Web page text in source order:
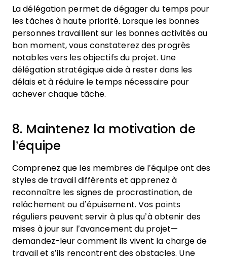
La délégation permet de dégager du temps pour
les tâches à haute priorité. Lorsque les bonnes
personnes travaillent sur les bonnes activités au
bon moment, vous constaterez des progrès
notables vers les objectifs du projet. Une
délégation stratégique aide à rester dans les
délais et à réduire le temps nécessaire pour
achever chaque tâche.
8. Maintenez la motivation de
l’équipe
Comprenez que les membres de l’équipe ont des
styles de travail différents et apprenez à
reconnaître les signes de procrastination, de
relâchement ou d’épuisement. Vos points
réguliers peuvent servir à plus qu’à obtenir des
mises à jour sur l’avancement du projet—
demandez-leur comment ils vivent la charge de
travail et s’ils rencontrent des obstacles. Une